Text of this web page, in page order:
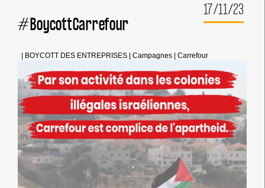
17/11/23
#BoycottCarrefour
BOYCOTT DES ENTREPRISES |Campagnes |Carrefour